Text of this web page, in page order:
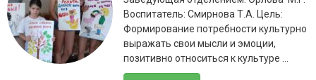
Воспитатель: Смирнова Т.А. Цель:
Формирование потребности культурно
выражать свои мысли и эмоции,
позитивно относиться к культуре ...